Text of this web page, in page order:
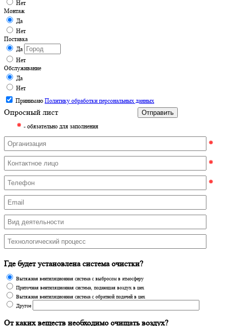
Нет
Монтаж
Да
Нет
Поставка
Да
Нет
Обслуживание
Да
Нет
Принимаю Политику обработки персональных данных
Отправить
Опросный лист
⁕ - обязательно для заполнения
⁕
⁕
⁕
Где будет установлена система очистки?
Вытяжная вентиляционная система с выбросом в атмосферу
Приточная вентиляционная система, подающая воздух в цех
Вытяжная вентиляционная система с обратной подачей в цех
Другое
От каких веществ необходимо очищать воздух?